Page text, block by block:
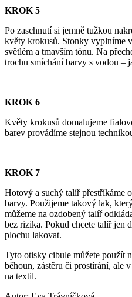
KROK 5
Po zaschnutí si jemně tužkou
květy krokusů. Stonky vyplníme
světlém a tmavším tónu. Na
trochu smíchání barvy s vodou –
KROK 6
Květy krokusů domalujeme
barev provádíme stejnou
KROK 7
Hotový a suchý talíř přestříkáme
barvy. Použijeme takový lak,
můžeme na ozdobený talíř
bez rizika. Pokud chcete talíř jen
plochu lakovat.
Tyto otisky cibule můžete použít
běhoun, zástěru či prostírání, ale
na textil.